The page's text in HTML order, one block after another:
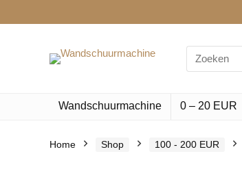
Search
for:
Wandschuurmachine 0 – 20 EUR
Home Shop 100 - 200 EUR